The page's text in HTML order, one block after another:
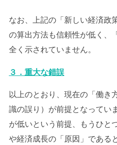
なお、上記の「新しい経済政
の算出方法も信頼性が低く、
全く示されていません。
３．重大な錯誤
以上のとおり、現在の「働き
識の誤り）が前提となってい
が低いという前提、もうひと
や経済成長の「原因」である